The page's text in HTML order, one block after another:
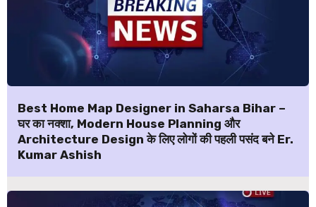
Best Home Map Designer in Saharsa Bihar –
घर का नक्शा, Modern House Planning और
Architecture Design के लिए लोगों की पहली पसंद बने Er.
Kumar Ashish